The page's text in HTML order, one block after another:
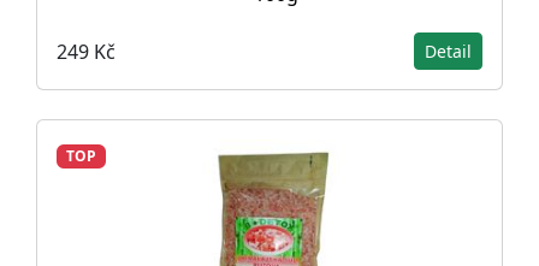
249 Kč Detail
TOP